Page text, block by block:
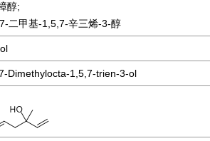
醇;
二甲基-1,5,7-辛三烯-3-醇
Dimethylocta-1,5,7-trien-3-ol